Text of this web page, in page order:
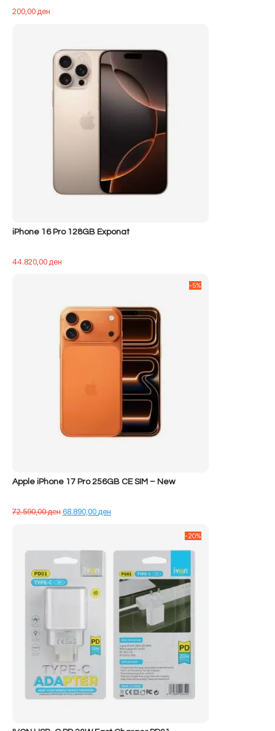
200,00ден
iPhone 16 Pro 128GB Exponat
44.820,00ден
Apple iPhone 17 Pro 256GB CE SIM – New
72.590,00денÇmimi
68.890,00ден
68.890,00 ден.
-5%
-20%